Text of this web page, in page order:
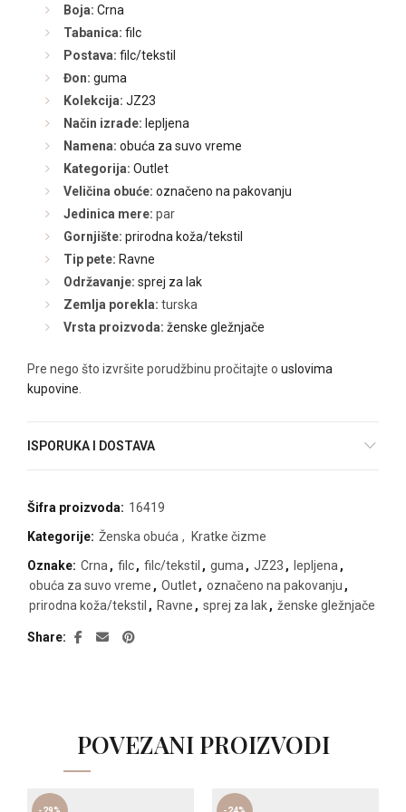
Boja: Crna
Tabanica: filc
Postava: filc/tekstil
Đon: guma
Kolekcija: JZ23
Način izrade: lepljena
Namena: obuća za suvo vreme
Kategorija: Outlet
Veličina obuće: označeno na pakovanju
Jedinica mere: par
Gornjište: prirodna koža/tekstil
Tip pete: Ravne
Održavanje: sprej za lak
Zemlja porekla: turska
Vrsta proizvoda: ženske gležnjače
Pre nego što izvršite porudžbinu pročitajte o uslovima
kupovine
ISPORUKA I DOSTAVA
Šifra proizvoda: 16419
Kategorije: Ženska obuća ,
Kratke čizme
Oznake: Crna , filc, filc/tekstil , guma , JZ23 , lepljena ,
obuća za suvo vreme , Outlet, označeno na pakovanju ,
prirodna koža/tekstil , Ravne , sprej za lak, ženske gležnjače
Share
POVEZANI PROIZVODI